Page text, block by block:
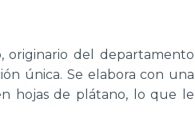
originario del departamento
única. Se elabora con una
hojas de plátano, lo que le